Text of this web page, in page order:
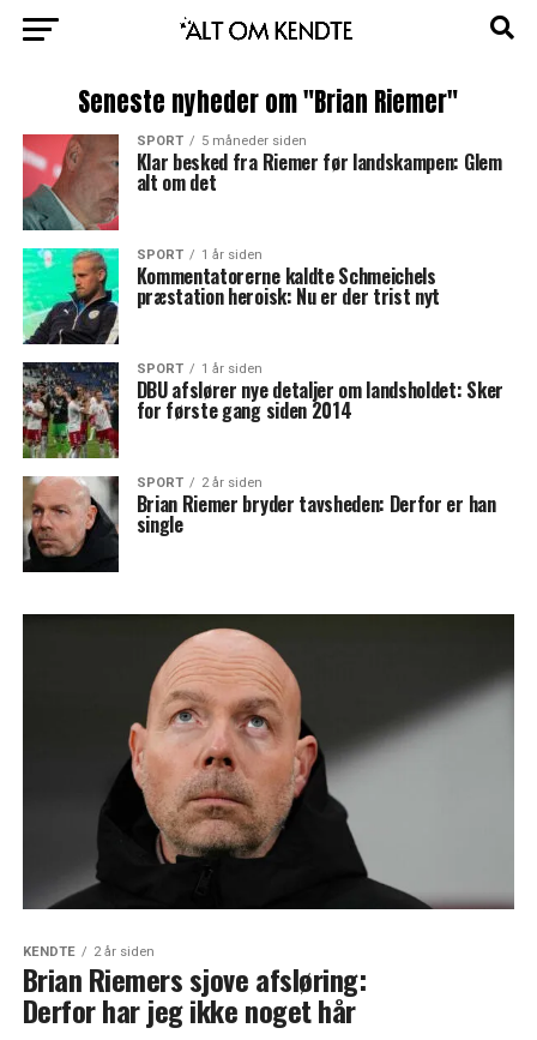
Seneste nyheder om "Brian Riemer"
SPORT 5 måneder siden
Klar besked fra Riemer før landskampen: Glem
alt om det
SPORT 1 år siden
Kommentatorerne kaldte Schmeichels
præstation heroisk: Nu er der trist nyt
SPORT 1 år siden
DBU afslører nye detaljer om landsholdet: Sker
for første gang siden 2014
SPORT 2 år siden
Brian Riemer bryder tavsheden: Derfor er han
single
KENDTE 2 år siden
Brian Riemers sjove afsløring:
Derfor har jeg ikke noget hår